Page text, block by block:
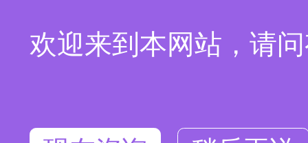
欢迎来到本网站，请